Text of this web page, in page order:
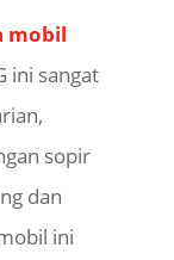
mobil
ini sangat
sopir
dan
ini